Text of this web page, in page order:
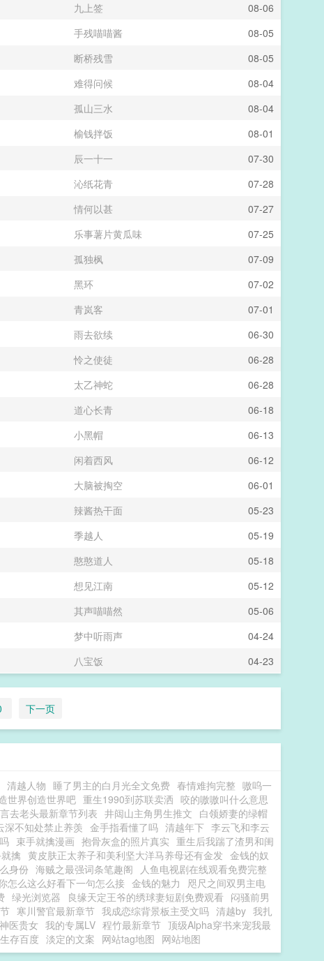
九上签
08-06
手残喵喵酱
08-05
断桥残雪
08-05
难得问候
08-04
孤山三水
08-04
榆钱拌饭
08-01
辰一十一
07-30
沁纸花青
07-28
情何以甚
07-27
乐事薯片黄瓜味
07-25
孤独枫
07-09
黑环
07-02
青岚客
07-01
雨去欲续
06-30
怜之使徒
06-28
太乙神蛇
06-28
道心长青
06-18
小黑帽
06-13
闲着西风
06-12
大脑被掏空
06-01
辣酱热干面
05-23
季越人
05-19
憨憨道人
05-18
想见江南
05-12
其声喵喵然
05-06
梦中听雨声
04-24
八宝饭 04-23
下一页
清越人物 睡了男主的白月光全文免费 春情难拘完整 嗷呜一
世界创造世界吧 重生1990到苏联卖洒 咬的嗷嗷叫什么意思
去老头最新章节列表 井闼山主角男生推文 白领娇妻的绿帽
深不知处禁止养羡 金手指看懂了吗 清越年下 李云飞和李云
束手就擒漫画 抱骨灰盒的照片真实 重生后我踹了渣男和闺
擒 黄皮肤正太养子和美利坚大洋马养母还有金发 金钱的奴
身份 海贼之最强词条笔趣阁
人鱼电视剧在线观看免费完整
怎么这么好看下一句怎么接 金钱的魅力
咫尺之间双男主电
绿光浏览器 良缘天定王爷的绣球妻短剧免费观看 闷骚前男
寒川警官最新章节 我成恋综背景板主受文吗 清越by 我扎
医贵女 我的专属LV 程竹最新章节 顶级Alpha穿书来宠我最
存百度 淡定的文案 网站tag地图 网站地图